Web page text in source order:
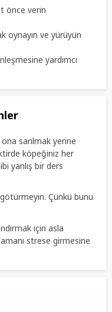
önce verin
oynayın ve yürüyün
yardımcı
sarılmak yerine
köpeğiniz her
yanlış bir ders
Çünkü bunu
için asla
strese girmesine